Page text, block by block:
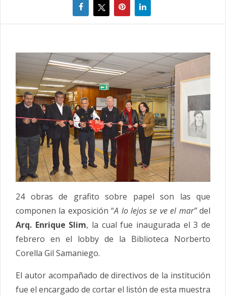
24 obras de grafito sobre papel son las que
componen la exposición “A lo lejos se ve el mar”del
Arq. Enrique Slim, la cual fue inaugurada el 3 de
febrero en el lobby de la Biblioteca Norberto
Corella Gil Samaniego.
El autor acompañado de directivos de la institución
fue el encargado de cortar el listón de esta muestra